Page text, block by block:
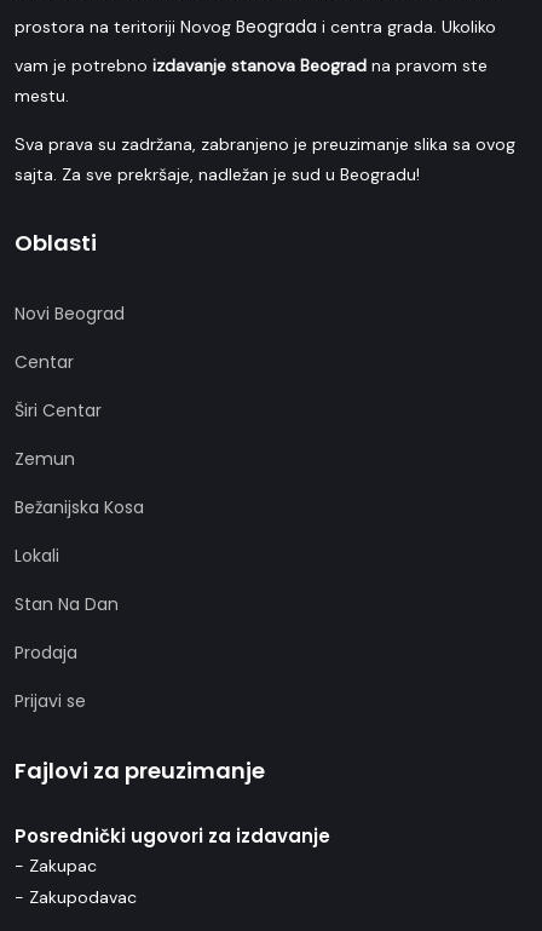
prostora na teritoriji Novog Beograda i centra grada. Ukoliko
vam je potrebno izdavanje stanova Beograd na pravom ste
mestu.
Sva prava su zadržana, zabranjeno je preuzimanje slika sa ovog
sajta. Za sve prekršaje, nadležan je sud u Beogradu!
Oblasti
Novi Beograd
Centar
Širi Centar
Zemun
Bežanijska Kosa
Lokali
Stan Na Dan
Prodaja
Prijavi se
Fajlovi za preuzimanje
Posrednički ugovori za izdavanje
- Zakupac
- Zakupodavac